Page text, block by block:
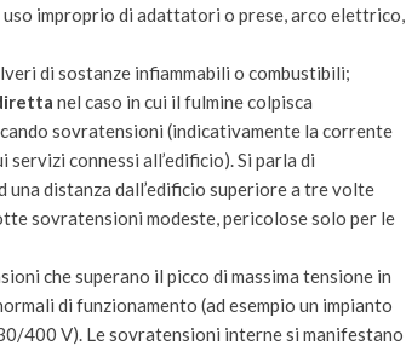
improprio di adattatori o prese, arco elettrico,
di sostanze infiammabili o combustibili;
nel caso in cui il fulmine colpisca
sovratensioni (indicativamente la corrente
connessi all’edificio). Si parla di
una distanza dall’edificio superiore a tre volte
sovratensioni modeste, pericolose solo per le
che superano il picco di massima tensione in
di funzionamento (ad esempio un impianto
400 V). Le sovratensioni interne si manifestano